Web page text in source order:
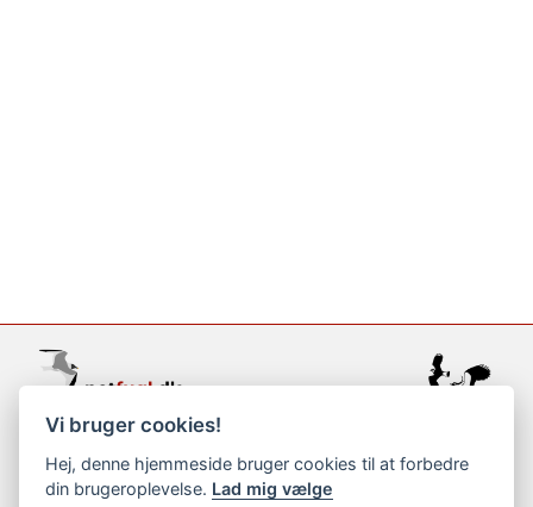
support@netfugl.dk
copyright © 2002-2023
Vi bruger cookies!
Hej, denne hjemmeside bruger cookies til at forbedre
din brugeroplevelse. Lad mig vælge